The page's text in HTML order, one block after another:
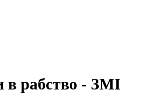
в рабство - ЗМІ